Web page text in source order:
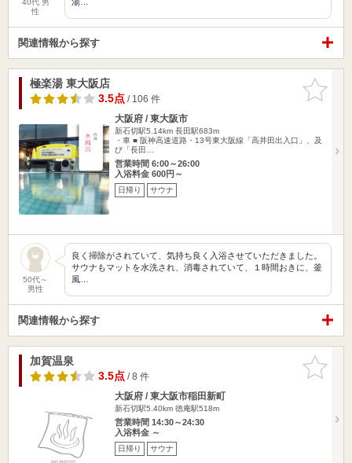
40代 男
性
関連情報から探す
お気に入
りに追加
極楽湯 東大阪店
3.5点/ 106 件
大阪府 / 東大阪市
新石切駅5.14km 長田駅683m
・車 ■ 阪神高速道路・13号東大阪線「高井田出入口」、及
び「長田…
営業時間 6:00～26:00
入浴料金 600円～
日帰り サウナ
50代～
男性
良く掃除がされていて、気持ち良く入浴させていただきました。
サウナもマットを水洗され、消毒されていて、１時間おきに、釜
風…
関連情報から探す
お気に入
りに追加
加賀温泉
3.5点/ 8 件
大阪府 / 東大阪市稲田新町
新石切駅5.40km 徳庵駅518m
営業時間 14:30～24:30
入浴料金 ～
日帰り サウナ